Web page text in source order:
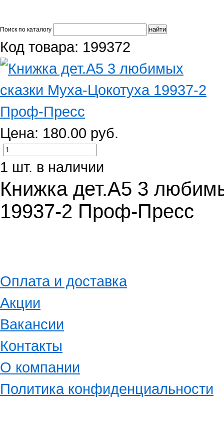
Поиск по каталогу
Код товара: 199372
Цена: 180.00 руб.
1 шт. в наличии
Книжка дет.А5 3
19937-2 Проф-Пресс
Оплата и доставка
Акции
Вакансии
Контакты
О компании
Политика конфиденциальности